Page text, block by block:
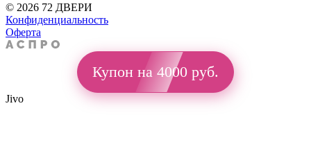
© 2026 72 ДВЕРИ
Конфиденциальность
Оферта
Купон на 4000 руб.
Jivo